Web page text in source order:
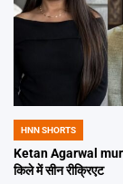
POSTED
IN
HNN SHORTS
Ketan Agarwal
किले में सीन रीक्रिएट